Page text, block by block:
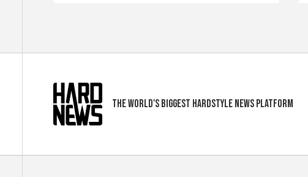
The world's biggest hardstyle news platform